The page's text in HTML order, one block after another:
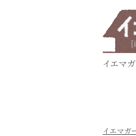
イエマ
イエマガ